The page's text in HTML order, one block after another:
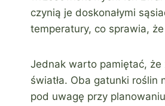
czynią je doskonałymi
temperatury, co sprawia,
Jednak warto pamiętać, że
światła. Oba gatunki
pod uwagę przy